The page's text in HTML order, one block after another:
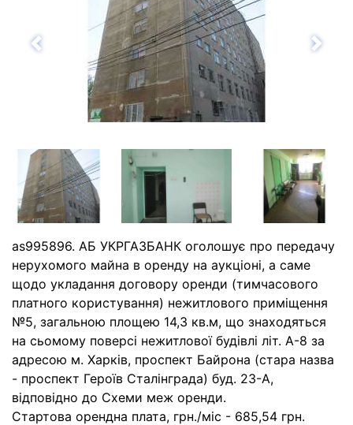
Назад
as995896. АБ УКРГАЗБАНК оголошує про передачу
нерухомого майна в оренду на аукціоні, а саме
щодо укладання договору оренди (тимчасового
платного користування) нежитлового приміщення
№5, загальною площею 14,3 кв.м, що знаходяться
на сьомому поверсі нежитлової будівлі літ. А-8 за
адресою м. Харків, проспект Байрона (стара назва
- проспект Героїв Сталінграда) буд. 23-А,
відповідно до Схеми меж оренди.
Стартова орендна плата, грн./міс - 685,54 грн.